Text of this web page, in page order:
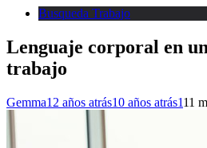
Busqueda Trabajo
Lenguaje corporal en
trabajo
Gemma12 años atrás10 años atrás111